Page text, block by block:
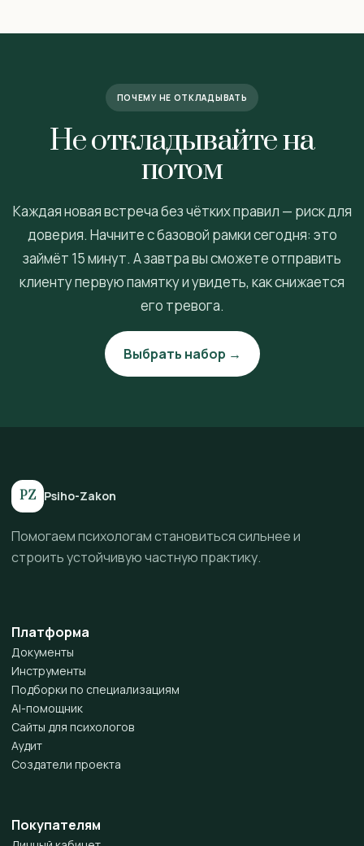
ПОЧЕМУ НЕ ОТКЛАДЫВАТЬ
Не откладывайте на
потом
Каждая новая встреча без чётких правил — риск для
доверия. Начните с базовой рамки сегодня: это
займёт 15 минут. А завтра вы сможете отправить
клиенту первую памятку и увидеть, как снижается
его тревога.
Выбрать набор →
PZ Psiho-Zakon
Помогаем психологам становиться сильнее и
строить устойчивую частную практику.
Платформа
Документы
Инструменты
Подборки по специализациям
AI-помощник
Сайты для психологов
Аудит
Создатели проекта
Покупателям